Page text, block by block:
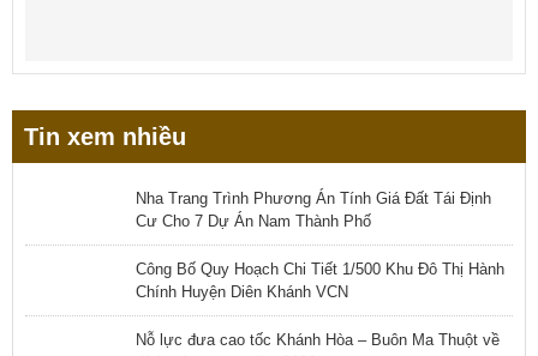
Tin xem nhiều
Nha Trang Trình Phương Án Tính Giá Đất Tái Định
Cư Cho 7 Dự Án Nam Thành Phố
Công Bố Quy Hoạch Chi Tiết 1/500 Khu Đô Thị Hành
Chính Huyện Diên Khánh VCN
Nỗ lực đưa cao tốc Khánh Hòa – Buôn Ma Thuột về